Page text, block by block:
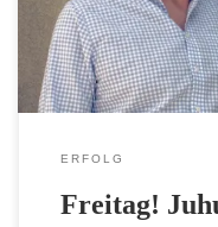
lässt sich das Leben
ERFOLG
Freitag!